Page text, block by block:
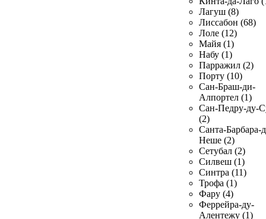
Лагуш (8)
Лиссабон (68)
Лоле (12)
Майя (1)
Набу (1)
Парражил (2)
Порту (10)
Сан-Браш-ди-
Алпортел (1)
Сан-Педру-ду-
(2)
Санта-Барбара-
Неше (2)
Сетубал (2)
Силвеш (1)
Синтра (11)
Трофа (1)
Фару (4)
Феррейра-ду-
Алентежу (1)